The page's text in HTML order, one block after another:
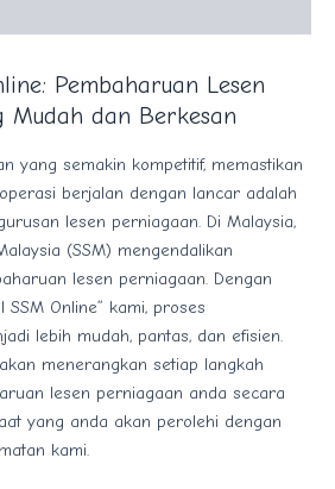
Pembaharuan Lesen
Mudah dan Berkesan
yang semakin kompetitif, memastikan
berjalan dengan lancar adalah
lesen perniagaan. Di Malaysia,
(SSM) mengendalikan
lesen perniagaan. Dengan
SSM Online” kami, proses
lebih mudah, pantas, dan efisien.
menerangkan setiap langkah
lesen perniagaan anda secara
yang anda akan perolehi dengan
kami.